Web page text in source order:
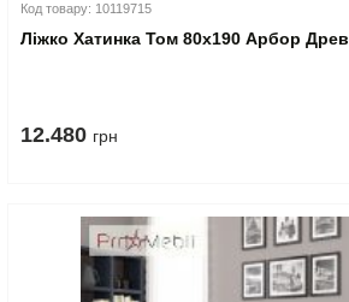
Код товару: 10119715
Ліжко Хатинка Том 80x190 Арбор Древ
12.480 грн